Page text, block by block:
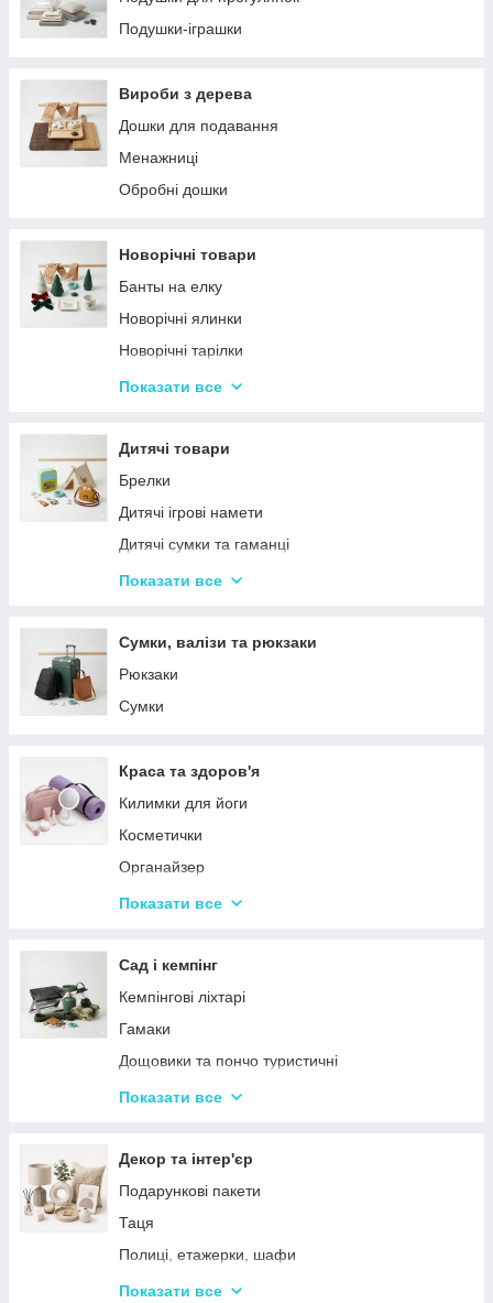
Подушки-іграшки
Вироби з дерева
Дошки для подавання
Менажниці
Обробні дошки
Новорічні товари
Банты на елку
Новорічні ялинки
Новорічні тарілки
Новорічні фігурки та статуетки
Столовий посуд
Хвойні гірлянди
Показати все
Дитячі товари
Брелки
Дитячі ігрові намети
Дитячі сумки та гаманці
Дитячі фотокамери
Показати все
Сумки, валізи та рюкзаки
Рюкзаки
Сумки
Краса та здоров'я
Килимки для йоги
Косметички
Органайзер
Косметичні дзеркала
Стайлери
Плойки
Машинки для стриження
Воскоплави
Лампи для манікюр
Електробритви
Фени
Гофре та випрямлячі для волосся
Ручні масажери для тіла
Показати все
Сад і кемпінг
Кемпінгові ліхтарі
Гамаки
Дощовики та пончо туристичні
Садове освітлення
Термосумки
Туристичні інструменти та набори
Туристичні нагрівачі
Туристичні плити
Аксесуари
Показати все
Декор та інтер'єр
Подарункові пакети
Таця
Полиці, етажерки, шафи
Серветки сервірувальні
Показати все